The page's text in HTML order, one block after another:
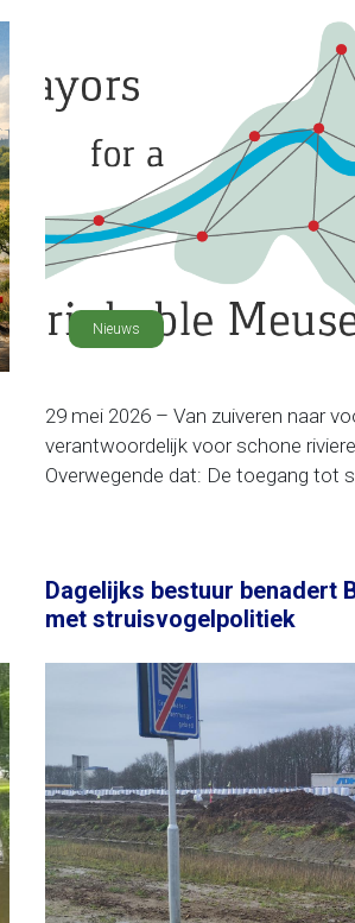
Nieuws
29 mei 2026 – Van zuiveren naar
verantwoordelijk voor schone
Overwegende dat: De toegang tot
Dagelijks bestuur benadert
met struisvogelpolitiek